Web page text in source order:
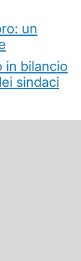
un
in bilancio
sindaci